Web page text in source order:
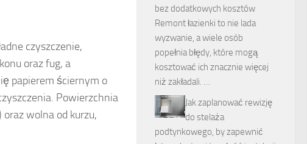
czyszczenie,
oraz fug, a
papierem ściernym o
Powierzchnia
wolna od kurzu,
bez dodatkowych kosztów
Remont łazienki to nie lada
wyzwanie, a wiele osób
popełnia błędy, które mogą
kosztować ich znacznie więcej
niż zakładali. …
Jak zaplanować rewizję
do stelaża
podtynkowego, by zapewnić